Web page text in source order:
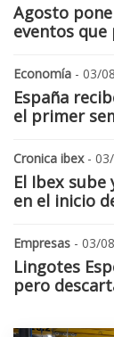
Agosto
eventos
Economía - 03/
España
el primer
Cronica ibex- 03/
El Ibex
en el inicio
Empresas - 03/
Lingotes
pero